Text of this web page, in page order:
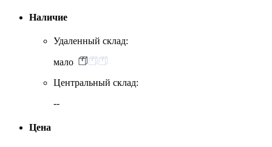
Наличие
Удаленный склад:
мало
Центральный склад:
--
Цена